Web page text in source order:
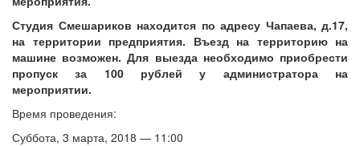
Студия Смешариков находится по адресу Чапаева, д.17,
на территории предприятия. Въезд на территорию на
машине возможен. Для выезда необходимо приобрести
пропуск за 100 рублей у администратора на
мероприятии.
Время проведения:
Суббота, 3 марта, 2018 — 11:00